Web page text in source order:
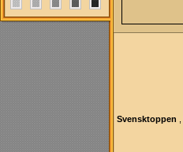
Svensktoppen